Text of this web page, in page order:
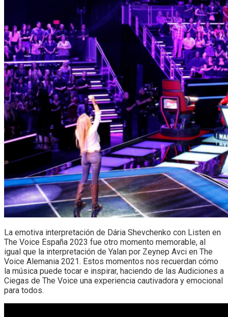
La emotiva interpretación de Dária Shevchenko con Listen en
The Voice España 2023 fue otro momento memorable, al
igual que la interpretación de Yalan por Zeynep Avci en The
Voice Alemania 2021. Estos momentos nos recuerdan cómo
la música puede tocar e inspirar, haciendo de las Audiciones a
Ciegas de The Voice una experiencia cautivadora y emocional
para todos.